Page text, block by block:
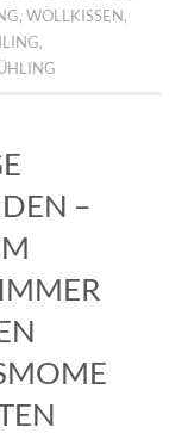
,WOLLKISSEN ,
,
–